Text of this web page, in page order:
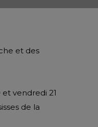
et des
vendredi 21
de la